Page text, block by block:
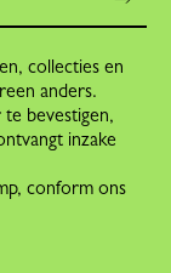
collecties en
anders.
bevestigen,
inzake
conform ons